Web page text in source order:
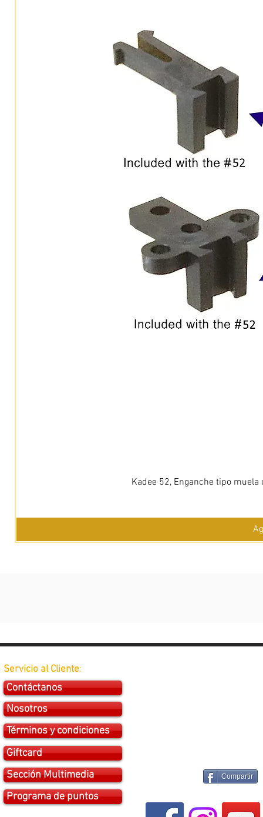
Kadee 52, Enganche tipo
Servicio al Cliente:
Contáctanos
Nosotros
Términos y condiciones
Giftcard
Sección Multimedia
Programa de puntos
Compartir